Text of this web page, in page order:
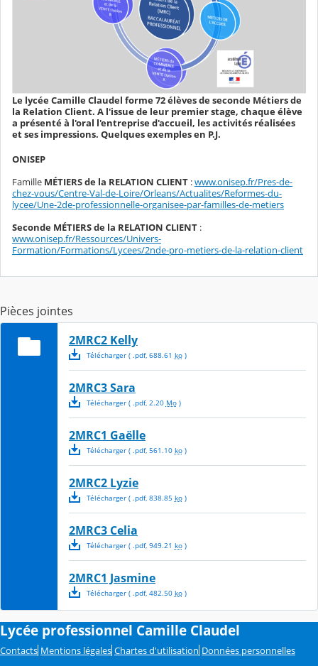
Le lycée Camille Claudel forme 72 élèves de seconde Métiers de
la Relation Client. A l'issue de leur premier stage, chaque élève
a présenté à l'oral l'entreprise d'accueil, les activités réalisées
et ses impressions. Quelques exemples en P.J.
ONISEP
Famille MÉTIERS de la RELATION CLIENT :www.onisep.fr/Pres-de-
chez-vous/Centre-Val-de-Loire/Orleans/Actualites/Reformes-du-
lycee/Une-2de-professionnelle-organisee-par-familles-de-metiers
Seconde MÉTIERS de la RELATION CLIENT :
www.onisep.fr/Ressources/Univers-
Formation/Formations/Lycees/2nde-pro-metiers-de-la-relation-client
Pièces jointes
2MRC2 Kelly
Télécharger( .pdf, 688.61 ko)
2MRC3 Sara
Télécharger( .pdf, 2.20 Mo)
2MRC1 Gaëlle
Télécharger( .pdf, 561.10 ko)
2MRC2 Lyzie
Télécharger( .pdf, 838.85 ko)
2MRC3 Celia
Télécharger( .pdf, 949.21 ko)
2MRC1 Jasmine
Télécharger( .pdf, 482.50 ko)
Lycée professionnel Camille Claudel
Contacts Mentions légales Chartes d'utilisation Données personnelles